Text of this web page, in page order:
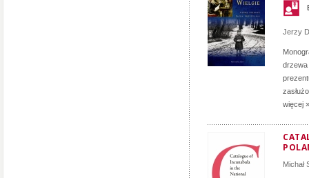
Jerzy
drzewa
więcej »
Michał